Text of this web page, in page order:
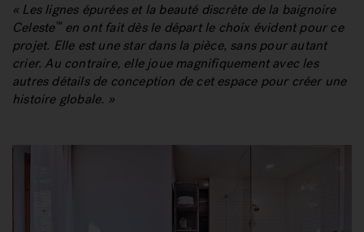
« Les lignes épurées et la beauté discrète de la baignoire
Celeste™en ont fait dès le départ le choix évident pour ce
projet. Elle est une star dans la pièce, sans pour autant
crier. Au contraire, elle joue magnifiquement avec les
autres détails de conception de cet espace pour créer une
histoire globale. »